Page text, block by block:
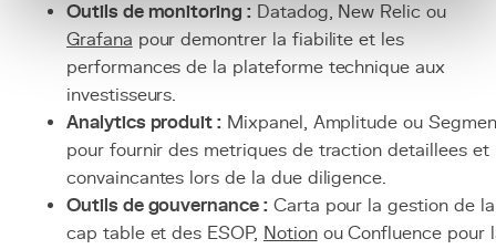
Outils de monitoring :Datadog, New Relic ou
Grafana pour demontrer la fiabilite et les
performances de la plateforme technique aux
investisseurs.
Analytics produit : Mixpanel, Amplitude ou
pour fournir des metriques de traction detaillees et
convaincantes lors de la due diligence.
Outils de gouvernance :Carta pour la gestion de la
cap table et des ESOP, Notionou Confluence pour